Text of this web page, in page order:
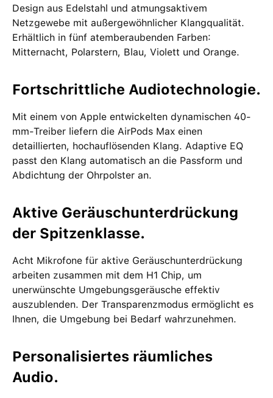
Design aus Edelstahl und atmungsaktivem
Netzgewebe mit außergewöhnlicher Klangqualität.
Erhältlich in fünf atemberaubenden Farben:
Mitternacht, Polarstern, Blau, Violett und Orange.
Fortschrittliche Audiotechnologie.
Mit einem von Apple entwickelten dynamischen 40-
mm-Treiber liefern die AirPods Max einen
detaillierten, hochauflösenden Klang. Adaptive EQ
passt den Klang automatisch an die Passform und
Abdichtung der Ohrpolster an.
Aktive Geräuschunterdrückung
der Spitzenklasse.
Acht Mikrofone für aktive Geräuschunterdrückung
arbeiten zusammen mit dem H1 Chip, um
unerwünschte Umgebungsgeräusche effektiv
auszublenden. Der Transparenzmodus ermöglicht es
Ihnen, die Umgebung bei Bedarf wahrzunehmen.
Personalisiertes räumliches
Audio.